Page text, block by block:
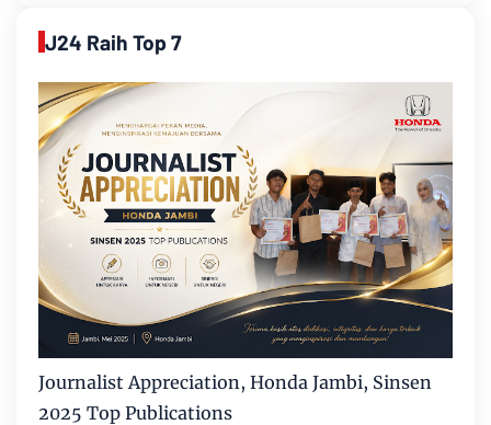
J24 Raih Top 7
Journalist Appreciation, Honda Jambi, Sinsen
2025 Top Publications